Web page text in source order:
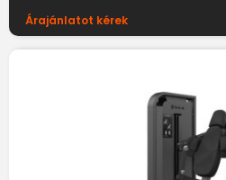
Árajánlatot kérek